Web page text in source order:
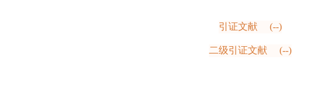
引证文献 (--)
二级引证文献 (--)